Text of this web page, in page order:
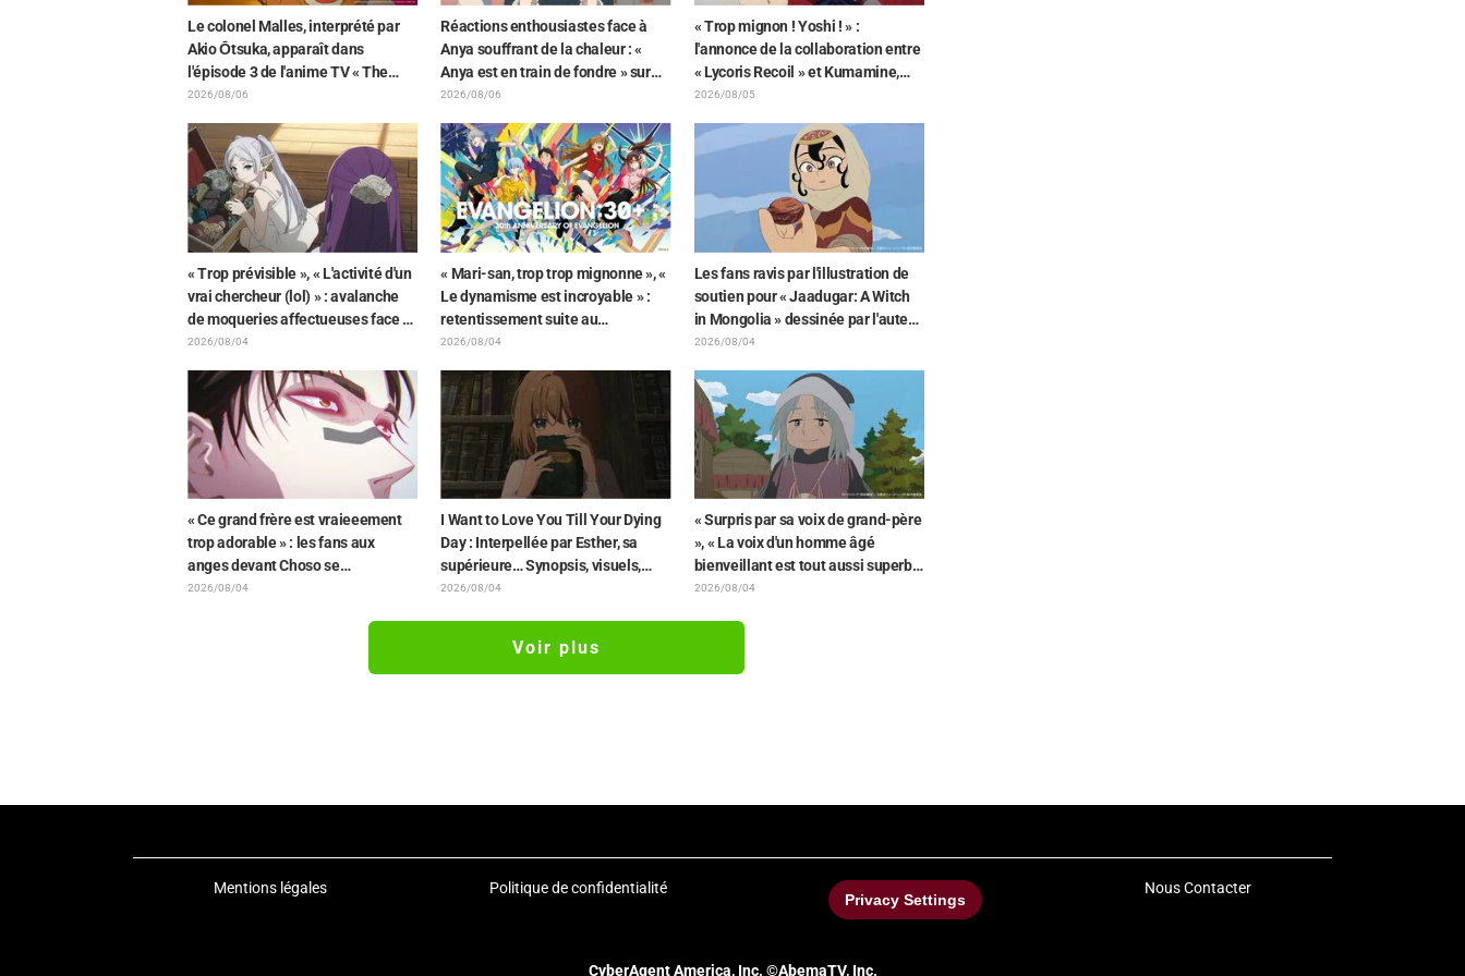
Le colonel Malles, interprété par
Akio Ōtsuka, apparaît dans
l'épisode 3 de l'anime TV « The
Ghost in the Shell » ! Commentaire
dévoilés
2026/08/06
Réactions enthousiastes face à
Anya souffrant de la chaleur : «
Anya est en train de fondre » sur
l'illustration d'annonce de « SPY x
2026/08/06
« Trop mignon ! Yoshi ! » :
l'annonce de la collaboration entre
« Lycoris Recoil » et Kumamine,
créateur du « Chat au travail »,
2026/08/05
« Trop prévisible », « L'activité d'un
vrai chercheur (lol) » : avalanche
de moqueries affectueuses face à
la peluche de Frieren piégée par
de « Frieren »
2026/08/04
« Mari-san, trop trop mignonne », «
Le dynamisme est incroyable » :
retentissement suite au
dévoilement d'un superbe dessin
représentant les trois filles de «
Neon Genesis Evangelion » en
combinaison Plugsuit
2026/08/04
Les fans ravis par l'illustration de
soutien pour « Jaadugar: A Witch
in Mongolia » dessinée par l'auteur
de « Yowamushi Pedal » : « Voilà
avec le style le plus différent
dessine ces personnages »
2026/08/04
« Ce grand frère est vraieeement
trop adorable » : les fans aux
anges devant Choso se
rapprochant de Yūji Itadori sur
2026/08/04
I Want to Love You Till Your Dying
Day : Interpellée par Esther, sa
supérieure… Synopsis, visuels,
bande-annonce WEB et affiches
2026/08/04
« Surpris par sa voix de grand-père
», « La voix d'un homme âgé
bienveillant est tout aussi superbe
» : Akira Ishida en chef de clan
2026/08/04
Voir plus
Mentions légales Politique de confidentialité
Privacy Settings
Nous Contacter
CyberAgent America, Inc. ©AbemaTV, Inc.